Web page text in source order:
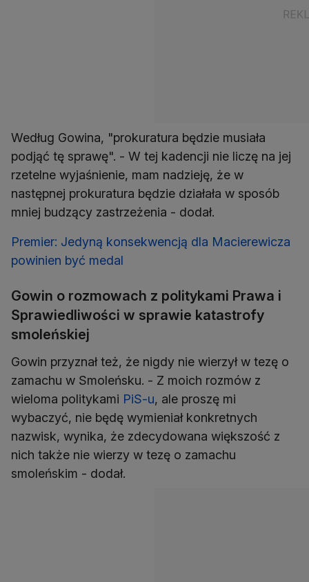
Według Gowina, "prokuratura będzie musiała
podjąć tę sprawę". - W tej kadencji nie liczę na jej
rzetelne wyjaśnienie, mam nadzieję, że w
następnej prokuratura będzie działała w sposób
mniej budzący zastrzeżenia - dodał.
Premier: Jedyną konsekwencją dla Macierewicza
powinien być medal
Gowin o rozmowach z politykami Prawa i
Sprawiedliwości w sprawie katastrofy
smoleńskiej
Gowin przyznał też, że nigdy nie wierzył w tezę o
zamachu w Smoleńsku. - Z moich rozmów z
wieloma politykami PiS-u, ale proszę mi
wybaczyć, nie będę wymieniał konkretnych
nazwisk, wynika, że zdecydowana większość z
nich także nie wierzy w tezę o zamachu
smoleńskim - dodał.